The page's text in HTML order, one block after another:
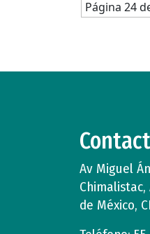
Página 24
Av Miguel
de México,